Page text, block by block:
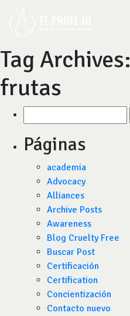
Tag Archives:
frutas
por:
Páginas
academia
Advocacy
Alliances
Archive Posts
Awareness
Blog Cruelty Free
Buscar Post
Certificación
Certification
Concientización
Contacto nuevo